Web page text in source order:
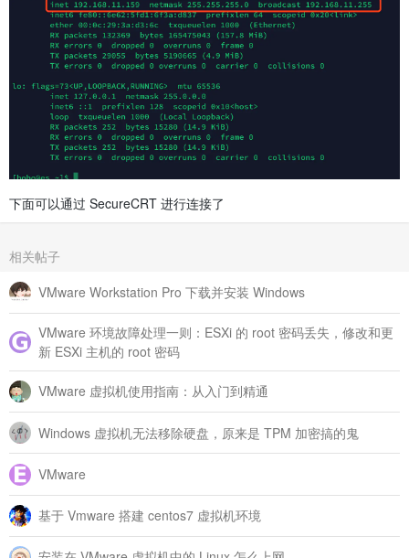
下面可以通过 SecureCRT 进行连接了
相关帖子
VMware Workstation Pro 下载并安装 Windows
VMware 环境故障处理一则：ESXi 的 root 密码丢失，修改和更
新 ESXi 主机的 root 密码
VMware 虚拟机使用指南：从入门到精通
Windows 虚拟机无法移除硬盘，原来是 TPM 加密搞的鬼
VMware
基于 Vmware 搭建 centos7 虚拟机环境